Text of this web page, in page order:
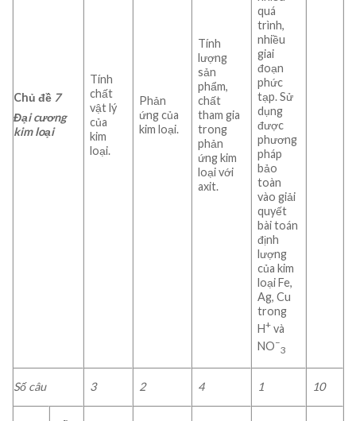
Chủ đề 7
Đại cương
kim loại
Tính
chất
vật lý
của
kim
loại.
Phản
ứng của
kim loại.
Tính
lượng
sản
phẩm,
chất
tham gia
trong
phản
ứng kim
loại với
axit.
quá
trình,
nhiều
giai
đoạn
phức
tạp. Sử
dụng
được
phương
pháp
bảo
toàn
vào giải
quyết
bài toán
định
lượng
của kim
loại Fe,
Ag, Cu
trong
H+ và
NO–
3
Số câu 3 2 4 1 10